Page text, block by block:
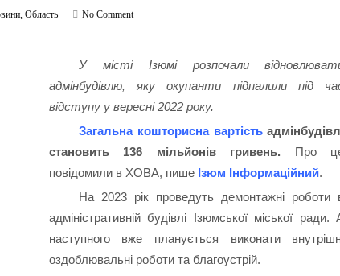
,Область
No Comment
У місті Ізюмі розпочали
адмінбудівлю, яку окупанти підпалили під
відступу у вересні 2022 року.
Загальна кошторисна вартість
становить 136 мільйонів гривень. Про
повідомили в ХОВА, пише Ізюм Інформаційний.
На 2023 рік проведуть демонтажні роботи
адміністративній будівлі Ізюмської міської ради.
наступного вже планується виконати
оздоблювальні роботи та благоустрій.